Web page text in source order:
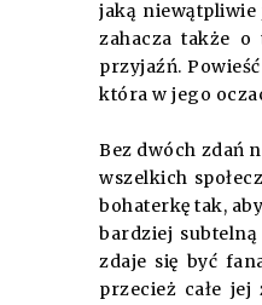
jaką niewątpliwie
zahacza także
przyjaźń.
która w jego
Bez dwóch zdań
wszelkich
bohaterkę tak,
bardziej
zdaje się być
przecież całe